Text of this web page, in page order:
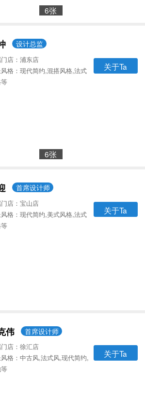
6张
设计总监
店：浦东店
格：现代简约,混搭风格,法式
关于Ta
6张
首席设计师
店：宝山店
格：现代简约,美式风格,法式
关于Ta
伟 首席设计师
店：徐汇店
格：中古风,法式风,现代简约,
关于Ta